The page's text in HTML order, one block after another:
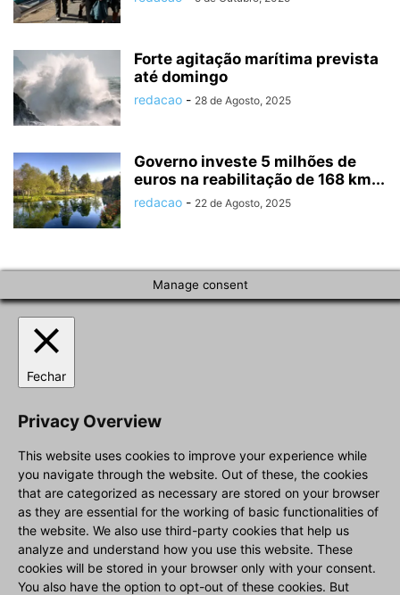
Forte agitação marítima prevista
até domingo
redacao - 28 de Agosto, 2025
Governo investe 5 milhões de
euros na reabilitação de 168 km...
redacao - 22 de Agosto, 2025
Manage consent
Fechar
Privacy Overview
This website uses cookies to improve your experience while
you navigate through the website. Out of these, the cookies
that are categorized as necessary are stored on your browser
as they are essential for the working of basic functionalities of
the website. We also use third-party cookies that help us
analyze and understand how you use this website. These
cookies will be stored in your browser only with your consent.
You also have the option to opt-out of these cookies. But